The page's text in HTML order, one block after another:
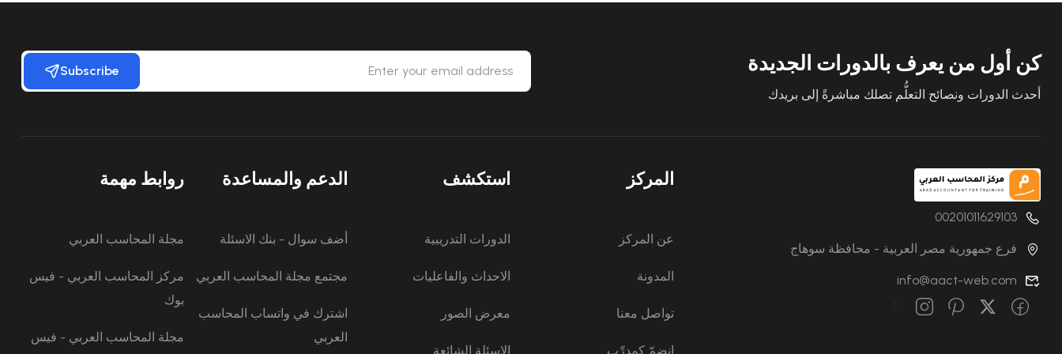
كن أول من يعرف بالدورات الجديدة
أحدث الدورات ونصائح التعلُّم تصلك مباشرةً إلى بريدك
Subscribe
00201011629103
فرع جمهورية مصر العربية - محافظة سوهاج
info@aact-web.com
المركز
عن المركز
المدونة
تواصل معنا
انضمّ كمدرِّب
استكشف
الدورات التدريبية
الاحداث والفاعليات
معرض الصور
الاسئلة الشائعة
الدعم والمساعدة
أضف سوال - بنك الاسئلة
مجتمع مجلة المحاسب العربي
اشترك في واتساب المحاسب
العربي
روابط مهمة
مجلة المحاسب العربي
مركز المحاسب العربي - فيس
بوك
مجلة المحاسب العربي - فيس